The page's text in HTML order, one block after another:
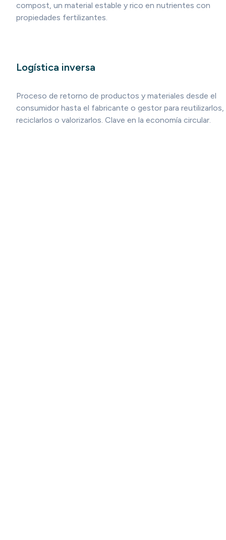
compost, un material estable y rico en nutrientes con
propiedades fertilizantes.
Logística inversa
Proceso de retorno de productos y materiales desde el
consumidor hasta el fabricante o gestor para reutilizarlos,
reciclarlos o valorizarlos. Clave en la economía circular.